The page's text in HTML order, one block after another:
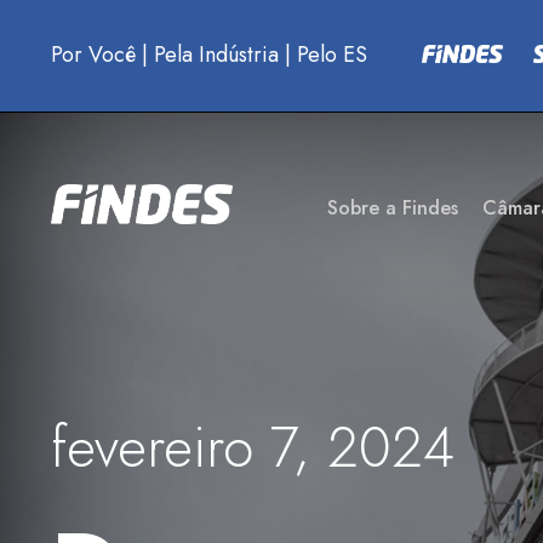
Por Você | Pela Indústria | Pelo ES
Sobre a Findes
fevereiro 7, 2024